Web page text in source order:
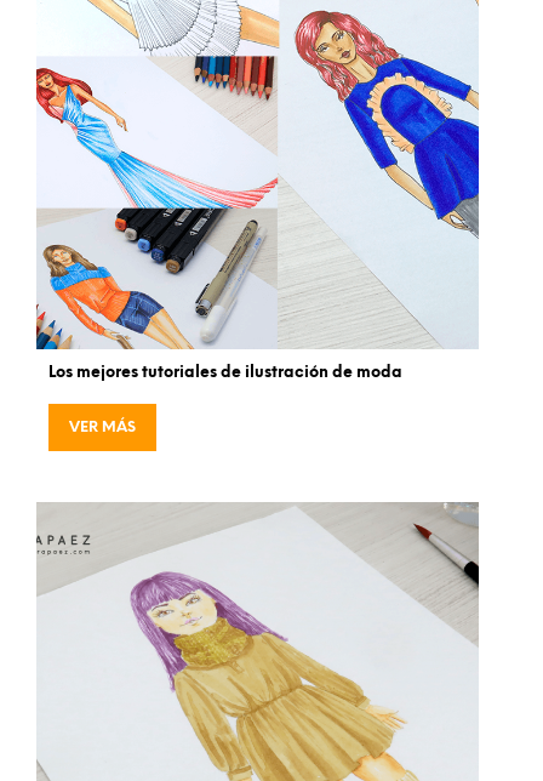
Los mejores tutoriales de ilustración de moda
VER MÁS